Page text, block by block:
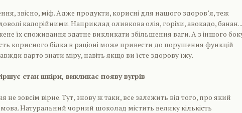
звісно, міф. Адже продукти, корисні для нашого здоров’я, теж
калорійними. Наприклад оливкова олія, горіхи, авокадо, банан...
їх споживання здатне викликати збільшення ваги. А з іншого
корисного білка в раціоні може привести до порушення функцій
варто знати міру, навіть якщо ви їсте здорову їжу.
стан шкіри, викликає появу вугрів
не зовсім вірне. Тут, знову ж таки, все залежить від того, про який
Натуральний чорний шоколад містить велику кількість